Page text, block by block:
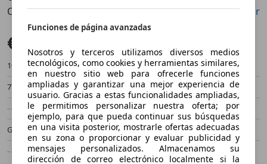
Anterior
Cabrio 1.2 TSI Design 77kW
Guardar Compartir
€ 13.990
106.000 km
01/2017
77 kW (105 CV)
Ocasión
- (Propietarios)
Manual
Gasolina
5,5 l/100 km (mixto)
- (g/km)
-/-
Funciones de página avanzadas
Nosotros y terceros utilizamos diversos medios
tecnológicos, como cookies y herramientas similares,
en nuestro sitio web para ofrecerle funciones
ampliadas y garantizar una mejor experiencia de
usuario. Gracias a estas funcionalidades ampliadas,
le permitimos personalizar nuestra oferta; por
ejemplo, para que pueda continuar sus búsquedas
en una visita posterior, mostrarle ofertas adecuadas
en su zona o proporcionar y evaluar publicidad y
mensajes personalizados. Almacenamos su
dirección de correo electrónico localmente si la